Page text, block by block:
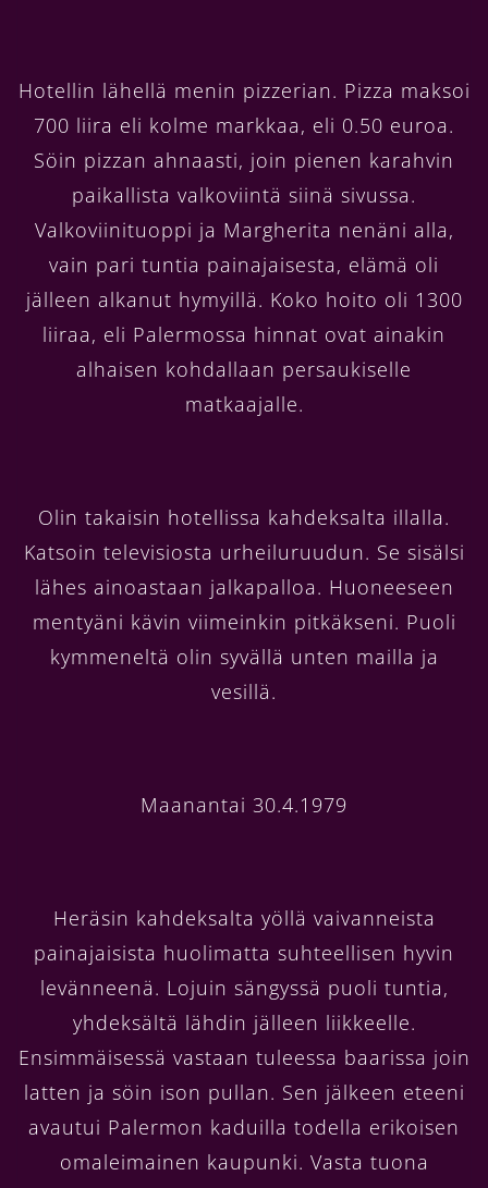
Hotellin lähellä menin pizzerian. Pizza maksoi
700 liira eli kolme markkaa, eli 0.50 euroa.
Söin pizzan ahnaasti, join pienen karahvin
paikallista valkoviintä siinä sivussa.
Valkoviinituoppi ja Margherita nenäni alla,
vain pari tuntia painajaisesta, elämä oli
jälleen alkanut hymyillä. Koko hoito oli 1300
liiraa, eli Palermossa hinnat ovat ainakin
alhaisen kohdallaan persaukiselle
matkaajalle.
Olin takaisin hotellissa kahdeksalta illalla.
Katsoin televisiosta urheiluruudun. Se sisälsi
lähes ainoastaan jalkapalloa. Huoneeseen
mentyäni kävin viimeinkin pitkäkseni. Puoli
kymmeneltä olin syvällä unten mailla ja
vesillä.
Maanantai 30.4.1979
Heräsin kahdeksalta yöllä vaivanneista
painajaisista huolimatta suhteellisen hyvin
levänneenä. Lojuin sängyssä puoli tuntia,
yhdeksältä lähdin jälleen liikkeelle.
Ensimmäisessä vastaan tuleessa baarissa join
latten ja söin ison pullan. Sen jälkeen eteeni
avautui Palermon kaduilla todella erikoisen
omaleimainen kaupunki. Vasta tuona